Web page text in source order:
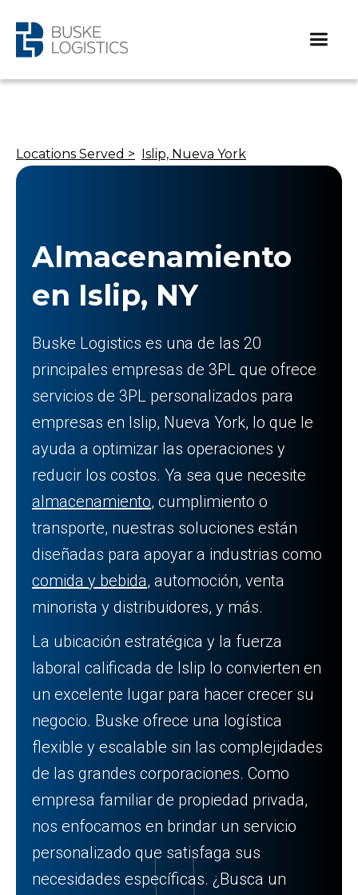
Locations Served > Islip, Nueva York
Almacenamiento
en Islip, NY
Buske Logistics es una de las 20
principales empresas de 3PL que ofrece
servicios de 3PL personalizados para
empresas en Islip, Nueva York, lo que le
ayuda a optimizar las operaciones y
reducir los costos. Ya sea que necesite
almacenamiento, cumplimiento o
transporte, nuestras soluciones están
diseñadas para apoyar a industrias como
comida y bebida, automoción, venta
minorista y distribuidores, y más.
La ubicación estratégica y la fuerza
laboral calificada de Islip lo convierten en
un excelente lugar para hacer crecer su
negocio. Buske ofrece una logística
flexible y escalable sin las complejidades
de las grandes corporaciones. Como
empresa familiar de propiedad privada,
nos enfocamos en brindar un servicio
personalizado que satisfaga sus
necesidades específicas. ¿Busca un